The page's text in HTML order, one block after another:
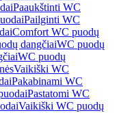
Paaukštinti WC
Pailginti WC
Comfort WC puodų
dangčiaiWC puodų
WC puodų
Vaikiški WC
Pakabinami WC
Pastatomi WC
Vaikiški WC puodų